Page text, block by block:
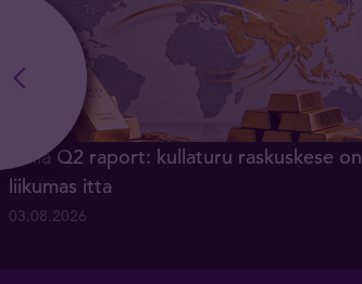
Kulla Q2 raport: kullaturu raskuskese on
liikumas itta
03.08.2026